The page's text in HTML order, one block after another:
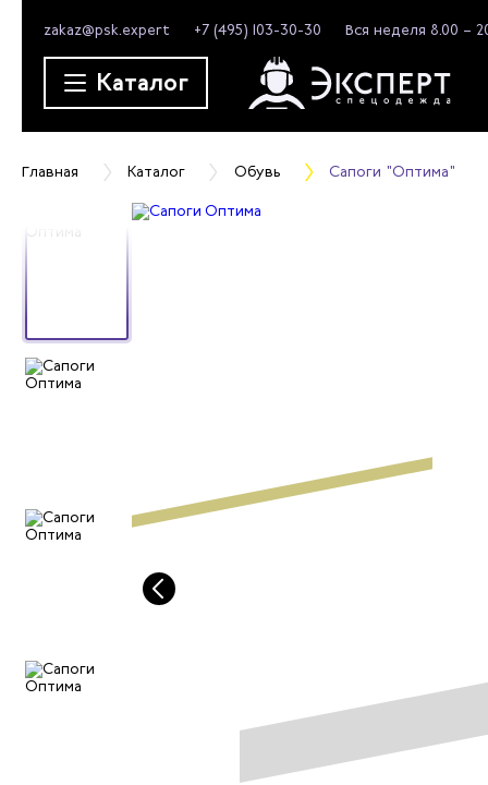
zakaz@psk.expert +7 (495) 103-30-30 Вся неделя 8.00 –
Каталог
Главная Каталог Обувь Сапоги "Оптима"